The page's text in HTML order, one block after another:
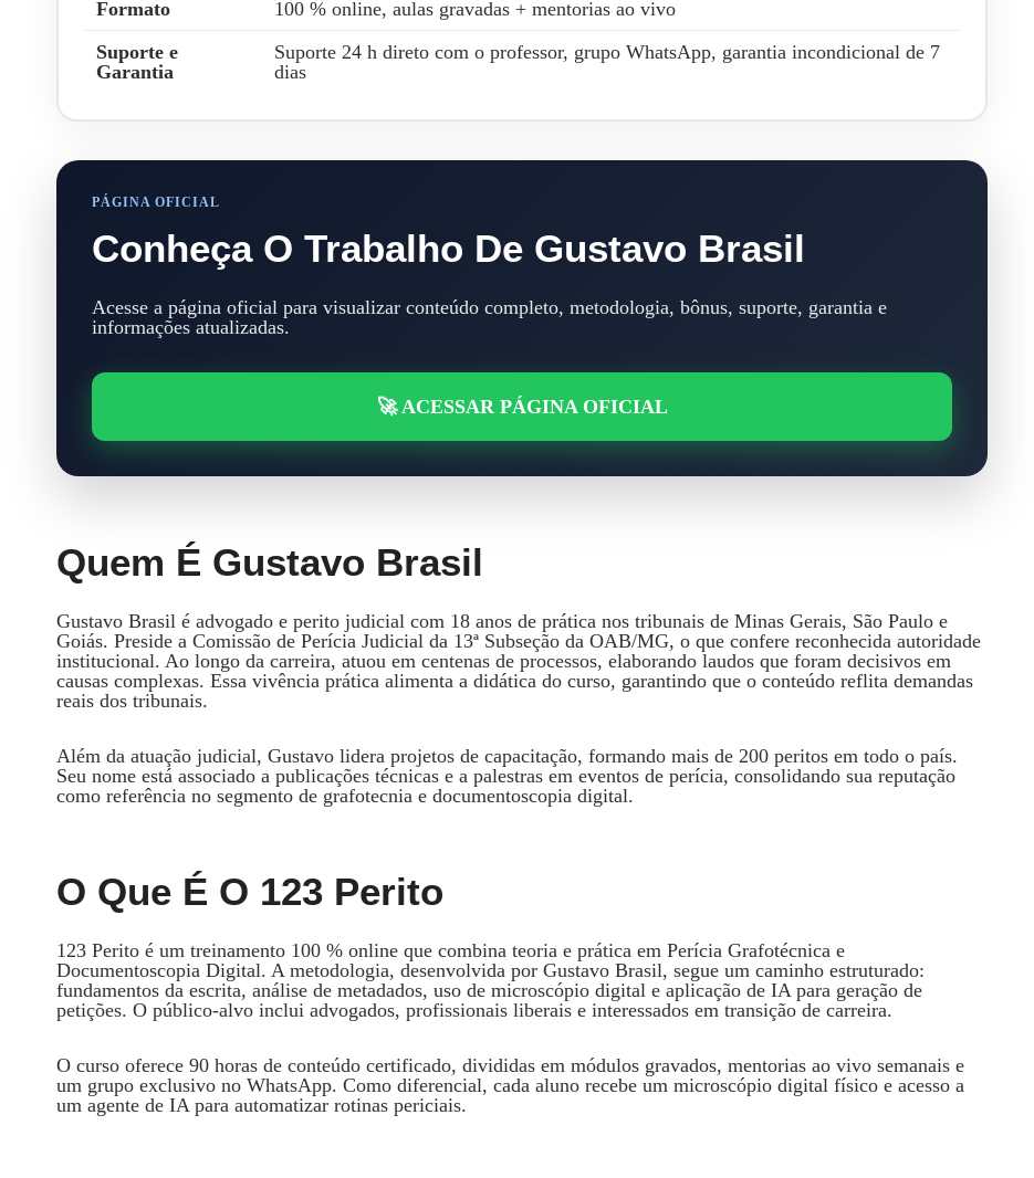
Formato
100 % online, aulas gravadas + mentorias ao vivo
Suporte e
Garantia
Suporte 24 h direto com o professor, grupo WhatsApp, garantia incondicional de 7
dias
PÁGINA OFICIAL
Conheça O Trabalho De Gustavo Brasil
Acesse a página oficial para visualizar conteúdo completo, metodologia, bônus, suporte, garantia e
informações atualizadas.
🚀 ACESSAR PÁGINA OFICIAL
Quem É Gustavo Brasil
Gustavo Brasil é advogado e perito judicial com 18 anos de prática nos tribunais de Minas Gerais, São Paulo e
Goiás. Preside a Comissão de Perícia Judicial da 13ª Subseção da OAB/MG, o que confere reconhecida autoridade
institucional. Ao longo da carreira, atuou em centenas de processos, elaborando laudos que foram decisivos em
causas complexas. Essa vivência prática alimenta a didática do curso, garantindo que o conteúdo reflita demandas
reais dos tribunais.
Além da atuação judicial, Gustavo lidera projetos de capacitação, formando mais de 200 peritos em todo o país.
Seu nome está associado a publicações técnicas e a palestras em eventos de perícia, consolidando sua reputação
como referência no segmento de grafotecnia e documentoscopia digital.
O Que É O 123 Perito
123 Perito é um treinamento 100 % online que combina teoria e prática em Perícia Grafotécnica e
Documentoscopia Digital. A metodologia, desenvolvida por Gustavo Brasil, segue um caminho estruturado:
fundamentos da escrita, análise de metadados, uso de microscópio digital e aplicação de IA para geração de
petições. O público‑alvo inclui advogados, profissionais liberais e interessados em transição de carreira.
O curso oferece 90 horas de conteúdo certificado, divididas em módulos gravados, mentorias ao vivo semanais e
um grupo exclusivo no WhatsApp. Como diferencial, cada aluno recebe um microscópio digital físico e acesso a
um agente de IA para automatizar rotinas periciais.